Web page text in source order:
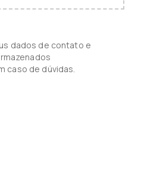
dados de contato e
caso de dúvidas.